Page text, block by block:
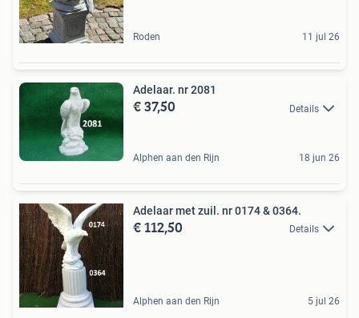
Roden 11 jul 26
Adelaar. nr 2081
€ 37,50 Details
Alphen aan den Rijn 18 jun 26
Adelaar met zuil. nr 0174 & 0364.
€ 112,50 Details
Alphen aan den Rijn 5 jul 26